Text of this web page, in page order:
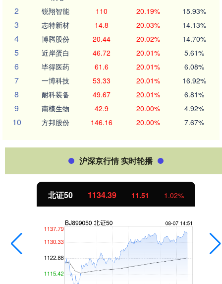
2 锐翔智能 110 20.19% 15.93%
3 志特新材 14.8 20.03% 14.13%
4 博腾股份 20.44 20.02% 14.70%
5 近岸蛋白 46.72 20.01% 5.61%
6 毕得医药 61.6 20.01% 6.08%
7 一博科技 53.33 20.01% 16.92%
8 耐科装备 49.67 20.01% 6.81%
9 南模生物 42.9 20.00% 4.92%
10 方邦股份 146.16 20.00% 7.67%
沪深京行情 实时轮播
北证50 1134.66 11.78 1.05%